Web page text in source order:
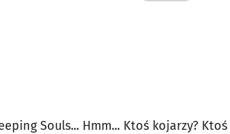
Souls... Hmm... Ktoś kojarzy?